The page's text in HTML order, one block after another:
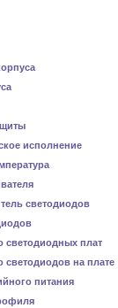
исполнение
светодиодов
светодиодных плат
светодиодов на плате
питания